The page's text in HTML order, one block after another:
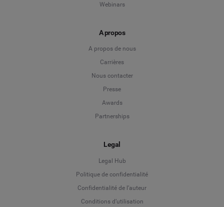
Webinars
A propos
A propos de nous
Carrières
Nous contacter
Presse
Awards
Partnerships
Legal
Legal Hub
Politique de confidentialité
Confidentialité de l’auteur
Conditions d’utilisation